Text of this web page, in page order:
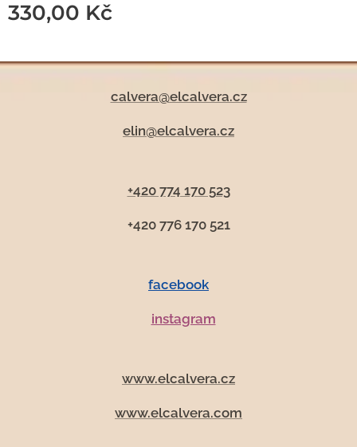
330,00 Kč
calvera@elcalvera.cz
elin@elcalvera.cz
+420 774 170 523
+420 776 170 521
facebook
instagram
www.elcalvera.cz
www.elcalvera.com